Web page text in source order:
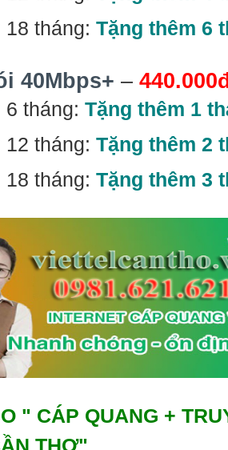
tháng: Tặng thêm 6
40Mbps+ –
tháng: Tặng thêm 1
tháng: Tặng thêm 2
tháng: Tặng thêm 3
" CÁP QUANG +
THƠ"